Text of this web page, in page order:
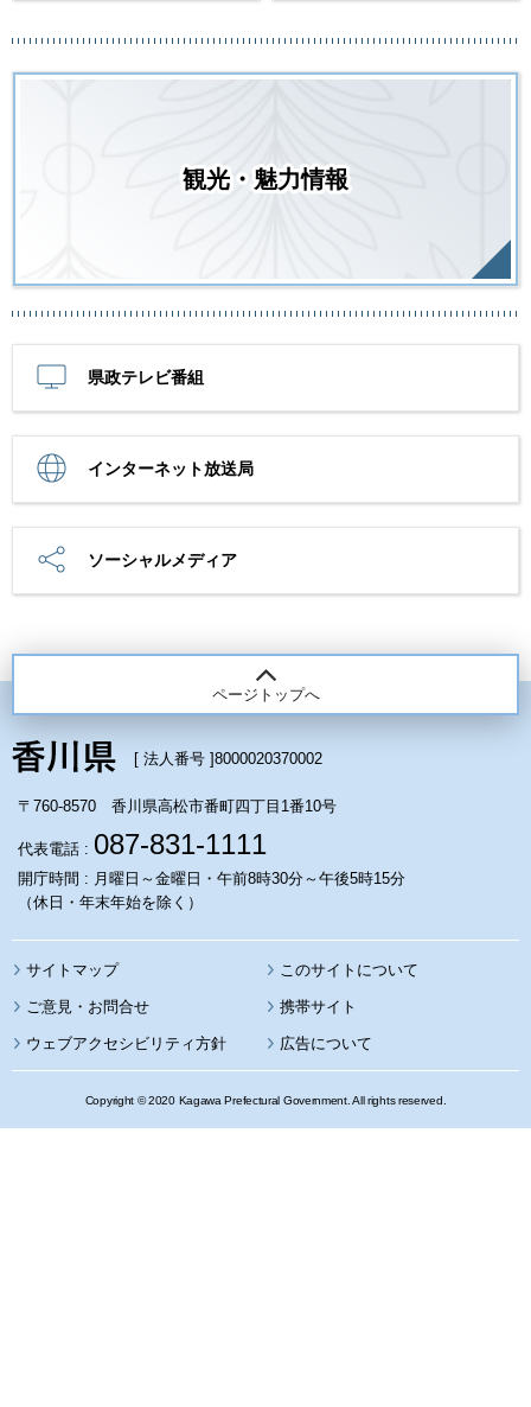
観光・魅力情報
県政テレビ番組
インターネット放送局
ソーシャルメディア
ページトップへ
[ 法人番号 ]8000020370002
〒760-8570 香川県高松市番町四丁目1番10号
代表電話 : 087-831-1111
開庁時間 : 月曜日～金曜日・午前8時30分～午後5時15分
（休日・年末年始を除く）
サイトマップ このサイトについて
携帯サイト
ウェブアクセシビリティ方針 広告について
Copyright © 2020 Kagawa Prefectural Government. All rights reserved.